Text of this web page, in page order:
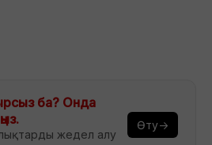
ба? Онда
жедел алу
Өту→